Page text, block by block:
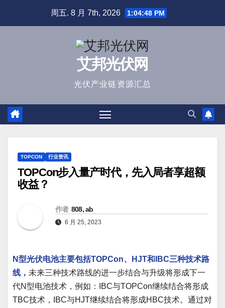
周五. 8 月 7th, 2026 1:04:49 PM
艾邦光伏网
光伏产业链资源汇总
TOPCON 行业资讯
TOPCon步入量产时代，先入局者享超额
收益？
作者 808, ab
6 月 25, 2023
N型光伏电池主要包括TOPCon、HJT和IBC三种技术路
线， 未来三种技术路线的进一步结合与升级将形成下一
代N型电池技术，例如：IBC与TOPCon继续结合将形成
TBC技术，IBC与HJT继续结合将形成HBC技术。通过对